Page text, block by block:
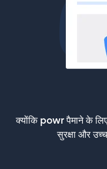
क्योंकि powr पैमाने के
सुरक्षा और